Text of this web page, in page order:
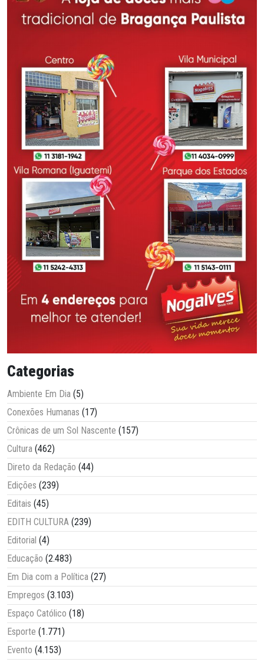
Categorias
Ambiente Em Dia (5)
Conexões Humanas (17)
Crônicas de um Sol Nascente (157)
Cultura (462)
Direto da Redação (44)
Edições (239)
Editais (45)
EDITH CULTURA (239)
Editorial (4)
Educação (2.483)
Em Dia com a Política (27)
Empregos (3.103)
Espaço Católico (18)
Esporte (1.771)
Evento (4.153)